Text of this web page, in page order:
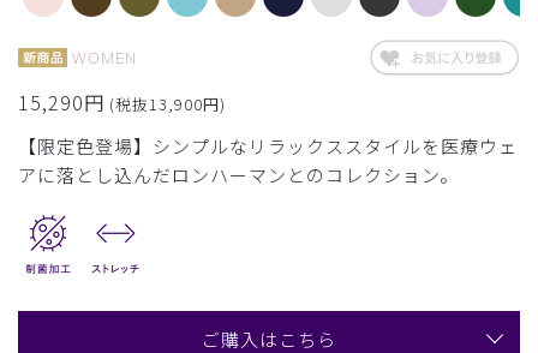
WOMEN
15,290円 (税抜13,900円)
【限定色登場】シンプルなリラックススタイルを医療ウェ
アに落とし込んだロンハーマンとのコレクション。
ご購入はこちら